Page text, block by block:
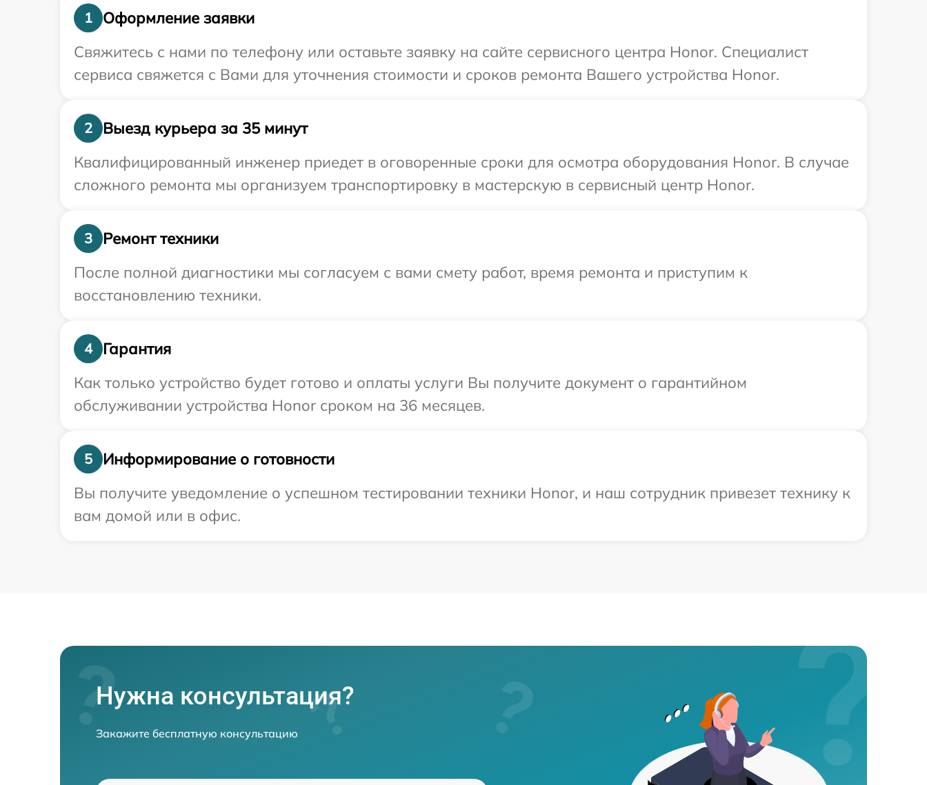
1
Оформление заявки
Свяжитесь с нами по телефону или оставьте заявку на сайте сервисного центра Honor. Специалист
сервиса свяжется с Вами для уточнения стоимости и сроков ремонта Вашего устройства Honor.
2
Выезд курьера за 35 минут
Квалифицированный инженер приедет в оговоренные сроки для осмотра оборудования Honor. В случае
сложного ремонта мы организуем транспортировку в мастерскую в сервисный центр Honor.
3
Ремонт техники
После полной диагностики мы согласуем с вами смету работ, время ремонта и приступим к
восстановлению техники.
4
Гарантия
Как только устройство будет готово и оплаты услуги Вы получите документ о гарантийном
обслуживании устройства Honor сроком на 36 месяцев.
5
Информирование о готовности
Вы получите уведомление о успешном тестировании техники Honor, и наш сотрудник привезет технику к
вам домой или в офис.
Нужна консультация?
Закажите бесплатную консультацию